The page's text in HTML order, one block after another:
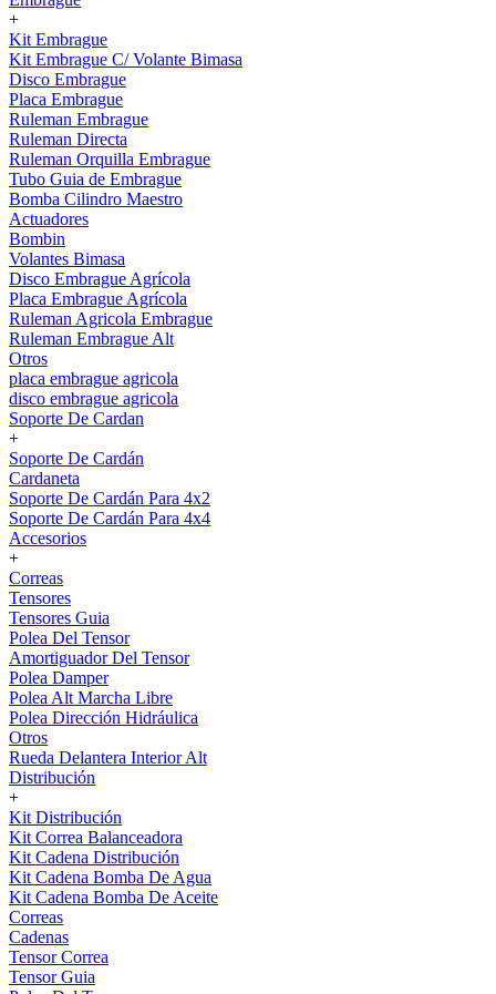
+
Kit Embrague
Kit Embrague C/ Volante Bimasa
Disco Embrague
Placa Embrague
Ruleman Embrague
Ruleman Directa
Ruleman Orquilla Embrague
Tubo Guia de Embrague
Bomba Cilindro Maestro
Actuadores
Bombin
Volantes Bimasa
Disco Embrague Agrícola
Placa Embrague Agrícola
Ruleman Agricola Embrague
Ruleman Embrague Alt
Otros
placa embrague agricola
disco embrague agricola
Soporte De Cardan
+
Soporte De Cardán
Cardaneta
Soporte De Cardán Para 4x2
Soporte De Cardán Para 4x4
Accesorios
+
Correas
Tensores
Tensores Guia
Polea Del Tensor
Amortiguador Del Tensor
Polea Damper
Polea Alt Marcha Libre
Polea Dirección Hidráulica
Otros
Rueda Delantera Interior Alt
Distribución
+
Kit Distribución
Kit Correa Balanceadora
Kit Cadena Distribución
Kit Cadena Bomba De Agua
Kit Cadena Bomba De Aceite
Correas
Cadenas
Tensor Correa
Tensor Guia